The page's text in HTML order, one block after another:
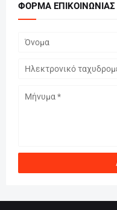
ΦΌΡΜΑ ΕΠΙΚΟΙΝΩΝΊΑΣ